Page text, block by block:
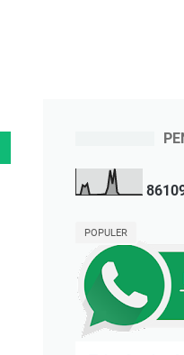
8610
POPULER